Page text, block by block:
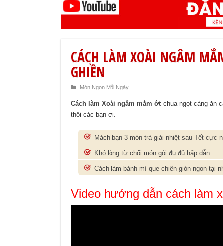
CÁCH LÀM XOÀI NGÂM
GHIỀN
Món Ngon Mỗi Ngày
Cách làm Xoài ngâm mắm ớtchua ngọt càng ăn
thôi các bạn ơi.
Mách bạn 3 món trà giải nhiệt sau Tết cực
Khó lòng từ chối món gỏi đu đủ hấp dẫn
Cách làm bánh mì que chiên giòn ngon tại
Video hướng dẫn cách làm